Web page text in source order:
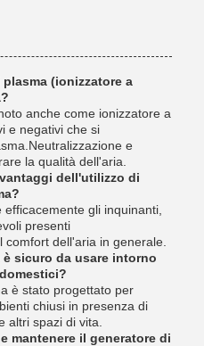
(ionizzatore a
anche come ionizzatore a
e negativi che si
e
la qualità dell'aria.
dell'utilizzo di
gli inquinanti,
presenti
dell'aria in generale.
sicuro da usare intorno
è stato progettato per
chiusi in presenza di
altri spazi di vita.
mantenere il generatore di